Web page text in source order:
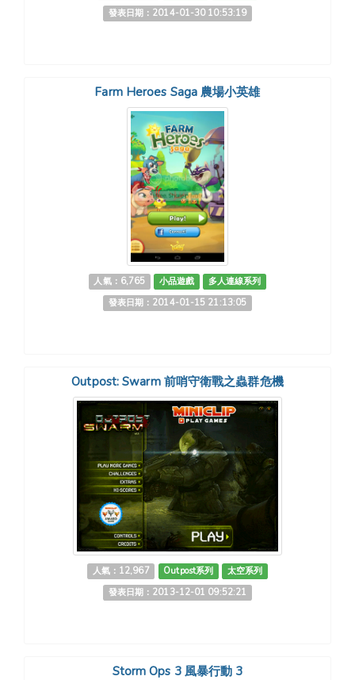
發表日期：2014-01-30 10:53:19
Farm Heroes Saga 農場小英雄
人氣：6,765 小品遊戲
多人連線系列
發表日期：2014-01-15 21:13:05
Outpost: Swarm 前哨守衛戰之蟲群危機
人氣：12,967 Outpost系列
太空系列
發表日期：2013-12-01 09:52:21
Storm Ops 3 風暴行動 3